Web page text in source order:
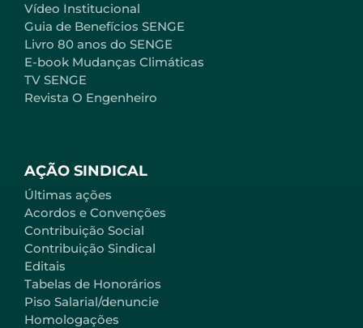
AÇÃO SINDICAL
Últimas ações
Acordos e Convenções
Contribuição Social
Contribuição Sindical
Editais
Tabelas de Honorários
Piso Salarial/denuncie
Homologações
Vídeo Institucional
Guia de Benefícios SENGE
Livro 80 anos do SENGE
E-book Mudanças Climáticas
TV SENGE
Revista O Engenheiro